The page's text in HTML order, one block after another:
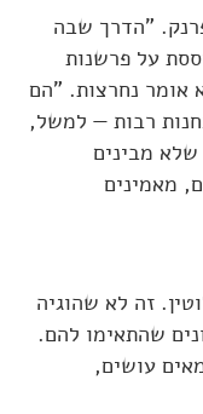
"הדרך שבה
על פרשנות
אומר נחרצות. "הם
רבות — למשל,
מבינים
מאמינים
זה לא שהוגיה
שהתאימו להם.
עושים,